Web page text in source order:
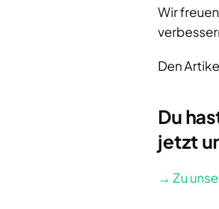
Wir
Den
Du
jetzt
→ Zu